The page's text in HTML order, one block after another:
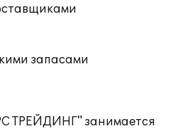
запасами
ТРЕЙДИНГ" занимается